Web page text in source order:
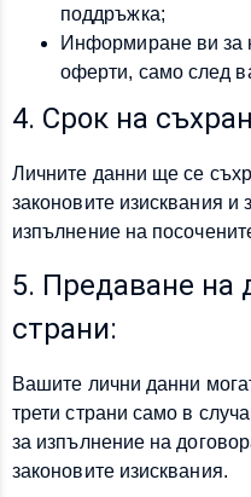
поддръжка;
Информиране ви за
оферти, само след
4. Срок на
Личните данни ще се
законовите изисквания и
изпълнение на
5. Предаване на
страни:
Вашите лични данни
трети страни само в
за изпълнение на
законовите изисквания.